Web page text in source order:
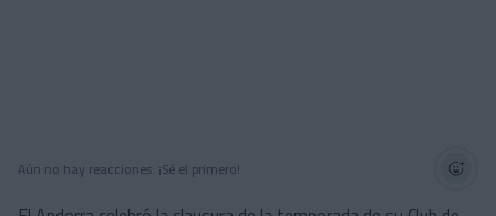
Aún no hay reacciones. ¡Sé el primero!